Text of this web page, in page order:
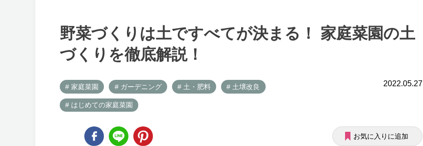
野菜づくりは土ですべてが決まる！ 家庭菜園の土
づくりを徹底解説！
# 家庭菜園 # ガーデニング # 土・肥料 # 土壌改良
# はじめての家庭菜園
2022.05.27
お気に入りに追加